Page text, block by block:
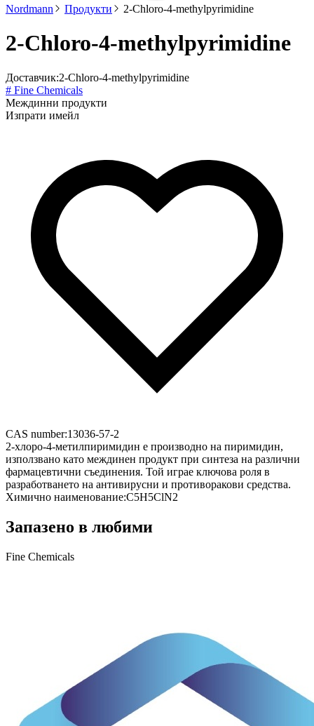
Nordmann Продукти 2-Chloro-4-methylpyrimidine
2-Chloro-4-methylpyrimidine
Доставчик:2-Chloro-4-methylpyrimidine
# Fine Chemicals
Междинни продукти
Изпрати имейл
CAS number:13036-57-2
2-хлоро-4-метилпиримидин е производно на пиримидин,
използвано като междинен продукт при синтеза на различни
фармацевтични съединения. Той играе ключова роля в
разработването на антивирусни и противоракови средства.
Химично наименование:C5H5ClN2
Запазено в любими
Fine Chemicals